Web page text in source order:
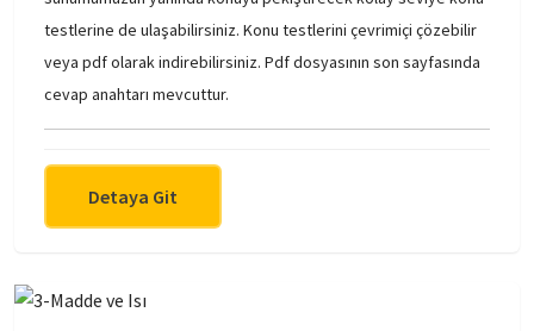
testlerine de ulaşabilirsiniz. Konu testlerini çevrimiçi çözebilir
veya pdf olarak indirebilirsiniz. Pdf dosyasının son sayfasında
cevap anahtarı mevcuttur.
Detaya Git